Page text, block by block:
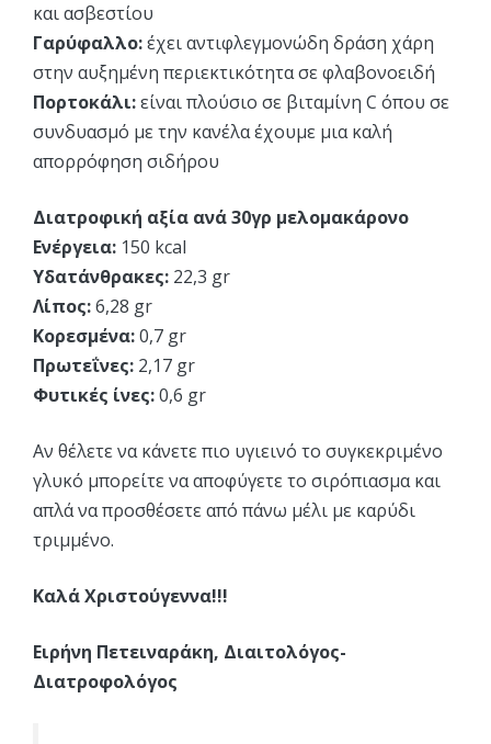
και ασβεστίου
Γαρύφαλλο:έχει αντιφλεγμονώδη δράση χάρη
στην αυξημένη περιεκτικότητα σε φλαβονοειδή
Πορτοκάλι:είναι πλούσιο σε βιταμίνη C όπου σε
συνδυασμό με την κανέλα έχουμε μια καλή
απορρόφηση σιδήρου
Διατροφική αξία ανά 30γρ μελομακάρονο
Ενέργεια: 150 kcal
Υδατάνθρακες: 22,3 gr
Λίπος:6,28 gr
Κορεσμένα:0,7 gr
Πρωτεΐνες: 2,17 gr
Φυτικές ίνες:0,6 gr
Αν θέλετε να κάνετε πιο υγιεινό το συγκεκριμένο
γλυκό μπορείτε να αποφύγετε το σιρόπιασμα και
απλά να προσθέσετε από πάνω μέλι με καρύδι
τριμμένο.
Καλά Χριστούγεννα!!!
Ειρήνη Πετειναράκη, Διαιτολόγος-
Διατροφολόγος